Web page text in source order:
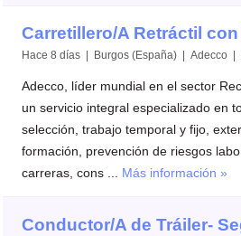
Carretillero/A Retráctil
Hace 8 días | Burgos (España) | Adecco |
Adecco, líder mundial en el sector
un servicio integral especializado en
selección, trabajo temporal y fijo,
formación, prevención de riesgos
carreras, cons ... Más información »
Conductor/A de Tráiler-